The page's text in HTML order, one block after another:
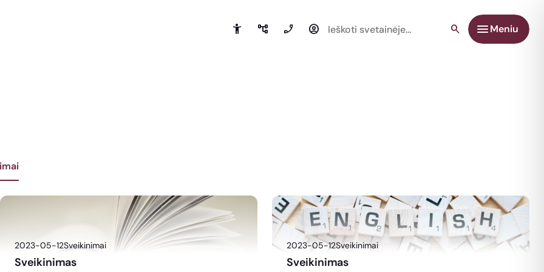
Ieškoti: Meniu
2023-05-12Sveikinimai
Sveikinimas
2023-05-12Sveikinimai
Sveikinimas